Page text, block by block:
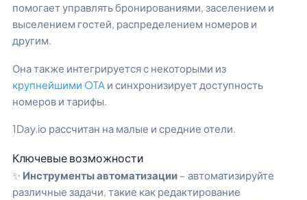
помогает управлять бронированиями, заселением и
выселением гостей, распределением номеров и
другим.
Она также интегрируется с некоторыми из
крупнейшими OTA и синхронизирует доступность
номеров и тарифы.
1Day.io рассчитан на малые и средние отели.
Ключевые возможности
✨ Инструменты автоматизации – автоматизируйте
различные задачи, такие как редактирование